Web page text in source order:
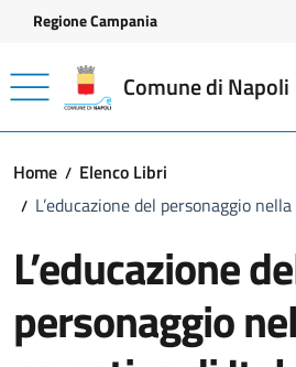
Vai ai contenuti
Vai al footer
Regione Campania
Comune di Napoli
Home
Elenco Libri
L’educazione del personaggio
L’educazione
personaggio